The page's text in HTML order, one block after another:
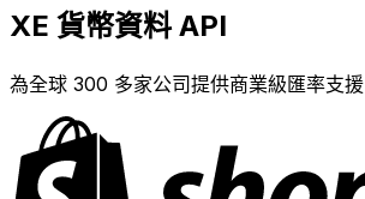
XE 貨幣資料 API
為全球 300 多家公司提供商業級匯率支援